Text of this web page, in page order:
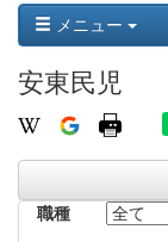
メニュー
安東民児
職種